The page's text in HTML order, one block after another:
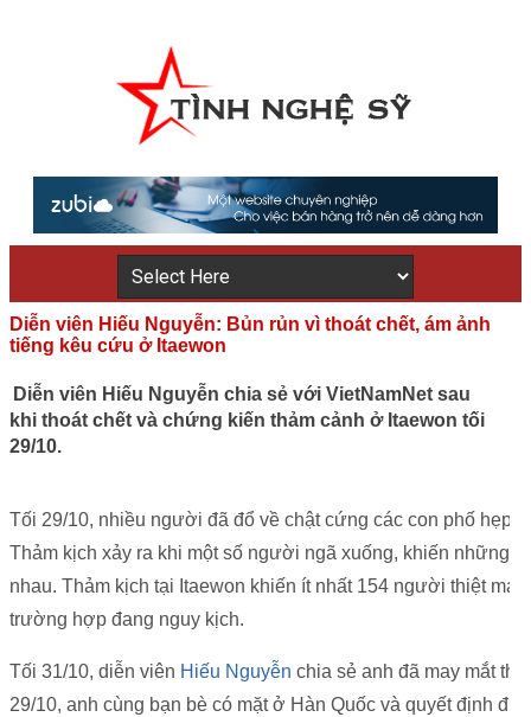
Diễn viên Hiếu Nguyễn: Bủn rủn vì thoát chết, ám ảnh
tiếng kêu cứu ở Itaewon
Diễn viên Hiếu Nguyễn chia sẻ với VietNamNet sau
khi thoát chết và chứng kiến thảm cảnh ở Itaewon tối
29/10.
Tối 29/10, nhiều người đã đổ về chật cứng các con phố hẹp
Thảm kịch xảy ra khi một số người ngã xuống, khiến những
nhau. Thảm kịch tại Itaewon khiến ít nhất 154 người thiệt
trường hợp đang nguy kịch.
Tối 31/10, diễn viên Hiếu Nguyễn chia sẻ anh đã may mắt
29/10, anh cùng bạn bè có mặt ở Hàn Quốc và quyết định